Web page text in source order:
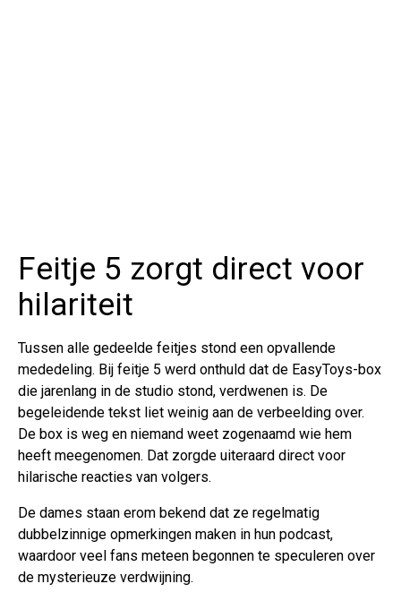
Feitje 5 zorgt direct voor
hilariteit
Tussen alle gedeelde feitjes stond een opvallende
mededeling. Bij feitje 5 werd onthuld dat de EasyToys-box
die jarenlang in de studio stond, verdwenen is. De
begeleidende tekst liet weinig aan de verbeelding over.
De box is weg en niemand weet zogenaamd wie hem
heeft meegenomen. Dat zorgde uiteraard direct voor
hilarische reacties van volgers.
De dames staan erom bekend dat ze regelmatig
dubbelzinnige opmerkingen maken in hun podcast,
waardoor veel fans meteen begonnen te speculeren over
de mysterieuze verdwijning.